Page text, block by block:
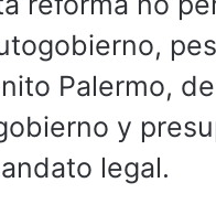
Palermo,
y
legal.